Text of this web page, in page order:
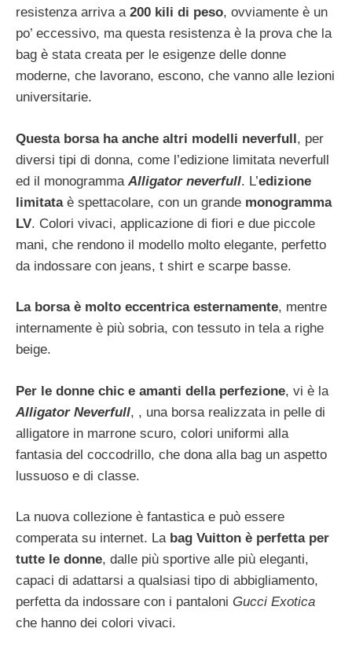
resistenza arriva a 200 kili di peso, ovviamente è un
po’ eccessivo, ma questa resistenza è la prova che la
bag è stata creata per le esigenze delle donne
moderne, che lavorano, escono, che vanno alle lezioni
universitarie.
Questa borsa ha anche altri modelli neverfull, per
diversi tipi di donna, come l’edizione limitata neverfull
ed il monogramma Alligator neverfull. L’edizione
limitataè spettacolare, con un grande monogramma
LV. Colori vivaci, applicazione di fiori e due piccole
mani, che rendono il modello molto elegante, perfetto
da indossare con jeans, t shirt e scarpe basse.
La borsa è molto eccentrica esternamente, mentre
internamente è più sobria, con tessuto in tela a righe
beige.
Per le donne chic e amanti della perfezione, vi è la
Alligator Neverfull, , una borsa realizzata in pelle di
alligatore in marrone scuro, colori uniformi alla
fantasia del coccodrillo, che dona alla bag un aspetto
lussuoso e di classe.
La nuova collezione è fantastica e può essere
comperata su internet. La bag Vuitton è perfetta per
tutte le donne, dalle più sportive alle più eleganti,
capaci di adattarsi a qualsiasi tipo di abbigliamento,
perfetta da indossare con i pantaloni Gucci Exotica
che hanno dei colori vivaci.